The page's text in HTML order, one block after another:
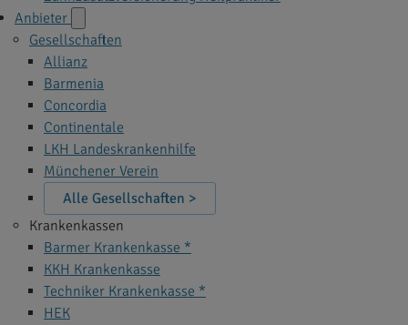
Anbieter
Gesellschaften
Allianz
Barmenia
Concordia
Continentale
LKH Landeskrankenhilfe
Münchener Verein
Alle Gesellschaften >
Krankenkassen
Barmer Krankenkasse *
KKH Krankenkasse
Techniker Krankenkasse *
HEK